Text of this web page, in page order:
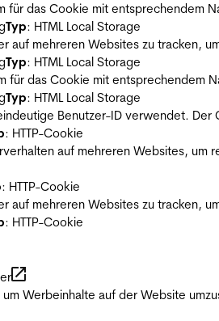
für das Cookie mit entsprechendem
Typ: HTML Local Storage
auf mehreren Websites zu tracken,
Typ: HTML Local Storage
für das Cookie mit entsprechendem
Typ: HTML Local Storage
Benutzer-ID verwendet. Der
: HTTP-Cookie
auf mehreren Websites,
: HTTP-Cookie
auf mehreren Websites zu tracken,
: HTTP-Cookie
Werbeinhalte auf der Website